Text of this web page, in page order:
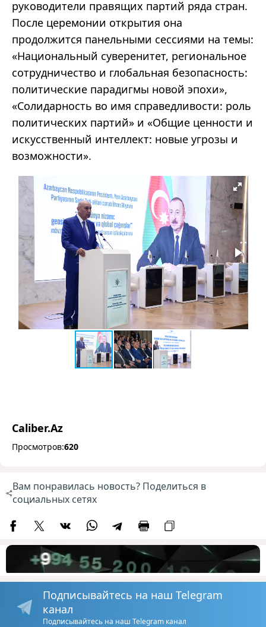
руководители правящих партий ряда стран.
После церемонии открытия она
продолжится панельными сессиями на темы:
«Национальный суверенитет, региональное
сотрудничество и глобальная безопасность:
политические парадигмы новой эпохи»,
«Солидарность во имя справедливости: роль
политических партий» и «Общие ценности и
искусственный интеллект: новые угрозы и
возможности».
Caliber.Az
Просмотров:620
Вам понравилась новость? Поделиться в
социальных сетях
Подписывайтесь на наш Telegram
канал
Подписывайтесь на наш Telegram канал